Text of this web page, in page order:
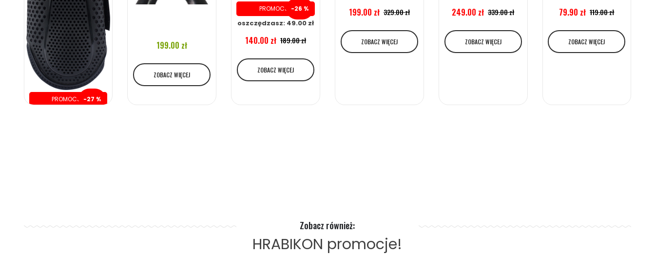
PROMOCJA-27 %
199.00 zł
ZOBACZ WIĘCEJ
PROMOCJA-26 %
oszczędzasz: 49.00 zł
140.00 zł 189.00 zł
ZOBACZ WIĘCEJ
199.00 zł 329.00 zł
ZOBACZ WIĘCEJ
249.00 zł 339.00 zł
ZOBACZ WIĘCEJ
79.90 zł 119.00 zł
ZOBACZ WIĘCEJ
Zobacz również:
HRABIKON promocje!